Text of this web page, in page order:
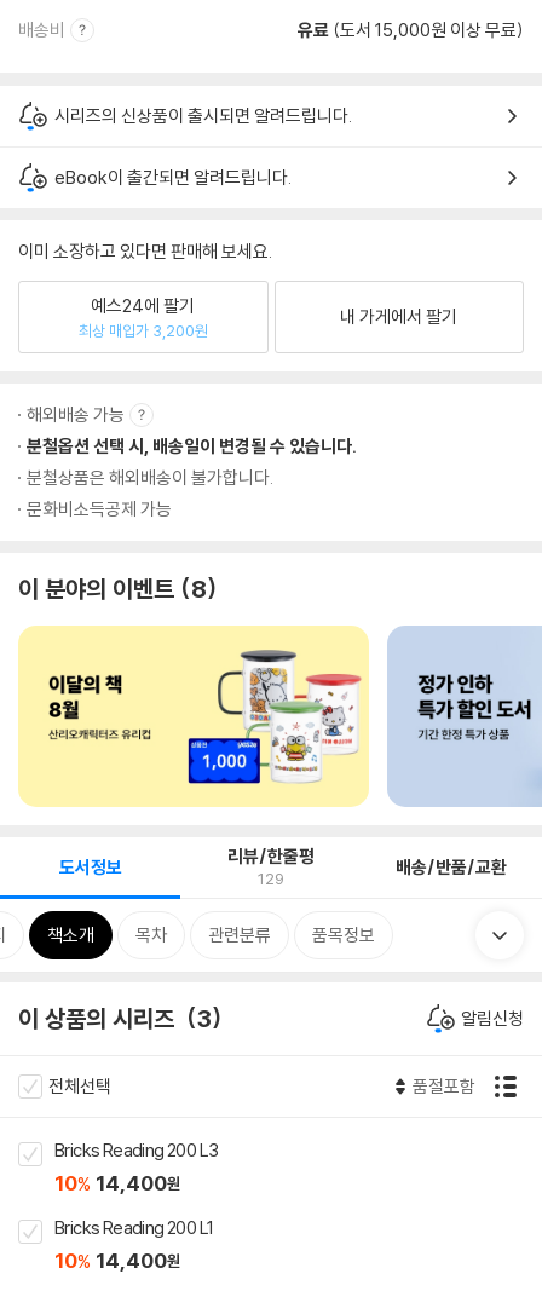
배송비 유료 (도서 15,000원 이상 무료)
시리즈의 신상품이 출시되면 알려드립니다.
eBook이 출간되면 알려드립니다.
이미 소장하고 있다면 판매해 보세요.
예스24에 팔기
최상 매입가 3,200원
내 가게에서 팔기
해외배송 가능
분철옵션 선택 시, 배송일이 변경될 수 있습니다.
분철상품은 해외배송이 불가합니다.
문화비소득공제 가능
이 분야의 이벤트 8
도서정보 리뷰/한줄평
129 배송/반품/교환
책소개 목차 관련분류 품목정보
이 상품의 시리즈 3 알림신청
전체선택 품절포함
Bricks Reading 200 L3
10% 14,400원
Bricks Reading 200 L1
10% 14,400원